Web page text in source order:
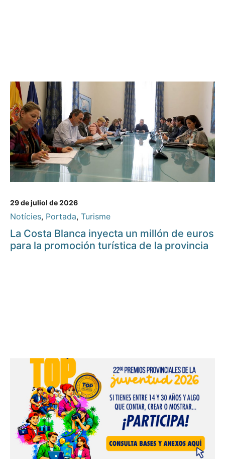
29 de juliol de 2026
Notícies, Portada, Turisme
La Costa Blanca inyecta un millón de euros
para la promoción turística de la provincia